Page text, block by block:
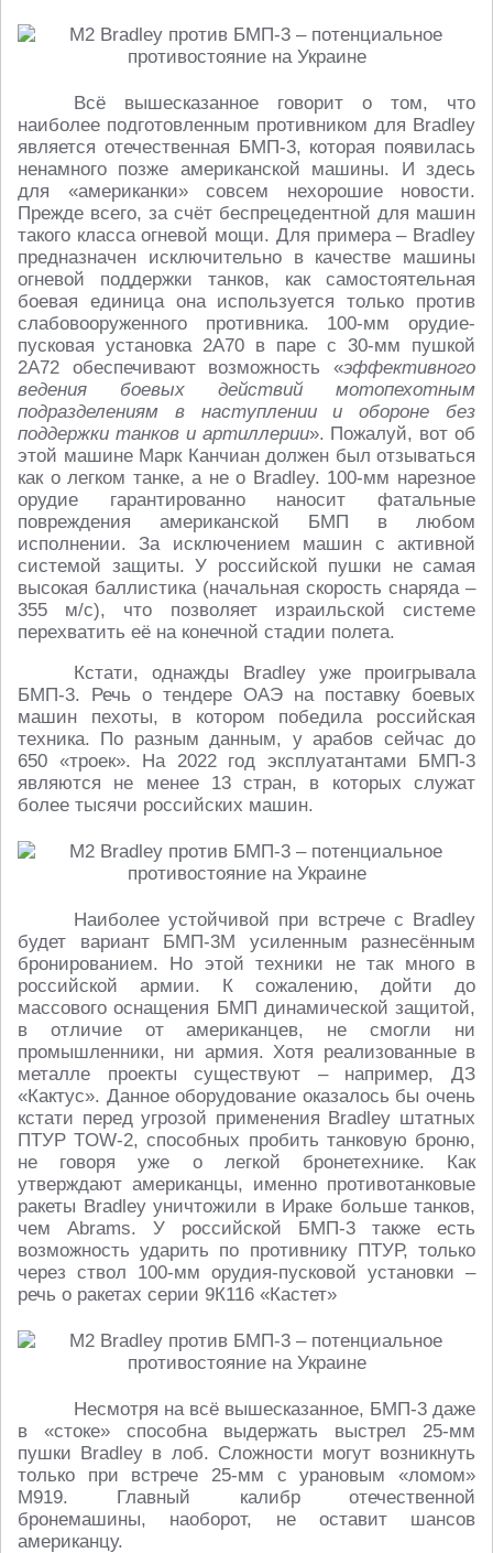
Всё вышесказанное говорит о том, что
наиболее подготовленным противником для Bradley
является отечественная БМП-3, которая появилась
ненамного позже американской машины. И здесь
для «американки» совсем нехорошие новости.
Прежде всего, за счёт беспрецедентной для машин
такого класса огневой мощи. Для примера – Bradley
предназначен исключительно в качестве машины
огневой поддержки танков, как самостоятельная
боевая единица она используется только против
слабовооруженного противника. 100-мм орудие-
пусковая установка 2А70 в паре с 30-мм пушкой
2А72 обеспечивают возможность «эффективного
ведения боевых действий мотопехотным
подразделениям в наступлении и обороне без
поддержки танков и артиллерии». Пожалуй, вот об
этой машине Марк Канчиан должен был отзываться
как о легком танке, а не о Bradley. 100-мм нарезное
орудие гарантированно наносит фатальные
повреждения американской БМП в любом
исполнении. За исключением машин с активной
системой защиты. У российской пушки не самая
высокая баллистика (начальная скорость снаряда –
355 м/с), что позволяет израильской системе
перехватить её на конечной стадии полета.
Кстати, однажды Bradley уже проигрывала
БМП-3. Речь о тендере ОАЭ на поставку боевых
машин пехоты, в котором победила российская
техника. По разным данным, у арабов сейчас до
650 «троек». На 2022 год эксплуатантами БМП-3
являются не менее 13 стран, в которых служат
более тысячи российских машин.
Наиболее устойчивой при встрече с Bradley
будет вариант БМП-3М усиленным разнесённым
бронированием. Но этой техники не так много в
российской армии. К сожалению, дойти до
массового оснащения БМП динамической защитой,
в отличие от американцев, не смогли ни
промышленники, ни армия. Хотя реализованные в
металле проекты существуют – например, ДЗ
«Кактус». Данное оборудование оказалось бы очень
кстати перед угрозой применения Bradley штатных
ПТУР TOW-2, способных пробить танковую броню,
не говоря уже о легкой бронетехнике. Как
утверждают американцы, именно противотанковые
ракеты Bradley уничтожили в Ираке больше танков,
чем Abrams. У российской БМП-3 также есть
возможность ударить по противнику ПТУР, только
через ствол 100-мм орудия-пусковой установки –
речь о ракетах серии 9К116 «Кастет»
Несмотря на всё вышесказанное, БМП-3 даже
в «стоке» способна выдержать выстрел 25-мм
пушки Bradley в лоб. Сложности могут возникнуть
только при встрече 25-мм с урановым «ломом»
M919. Главный калибр отечественной
бронемашины, наоборот, не оставит шансов
американцу.